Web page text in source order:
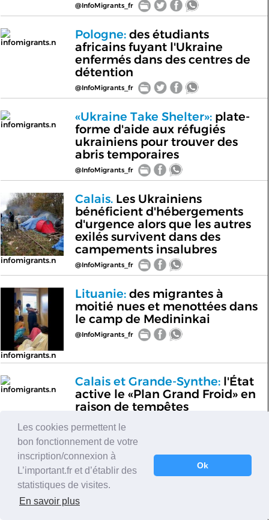
@InfoMigrants_fr
infomigrants.n
Pologne:des étudiants
africains fuyant l'Ukraine
enfermés dans des centres de
détention
@InfoMigrants_fr
infomigrants.n
«Ukraine Take Shelter»:plate-
forme d'aide aux réfugiés
ukrainiens pour trouver des
abris temporaires
@InfoMigrants_fr
infomigrants.n
Calais.Les Ukrainiens
bénéficient d'hébergements
d'urgence alors que les autres
exilés survivent dans des
campements insalubres
@InfoMigrants_fr
infomigrants.n
Lituanie:des migrantes à
moitié nues et menottées dans
le camp de Medininkai
@InfoMigrants_fr
infomigrants.n
Calais et Grande-Synthe:l'État
active le «Plan Grand Froid» en
raison de tempêtes
@InfoMigrants_fr
Non, 40 millions de migrants
ne sont pas arrivés en UE en
2021, contrairement à
l'affirmation de Pécresse
@InfoMigrants_fr
Les cookies permettent le
bon fonctionnement de votre
inscription/connexion à
L’important.fr et d’établir des
statistiques de visites.
En savoir plus
Ok